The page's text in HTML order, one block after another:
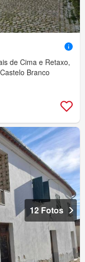
de Cima e Retaxo,
Branco
12 Fotos